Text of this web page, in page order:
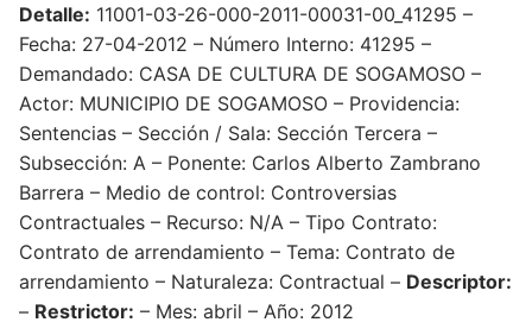
Detalle: 11001-03-26-000-2011-00031-00_41295 –
Fecha: 27-04-2012 – Número Interno: 41295 –
Demandado: CASA DE CULTURA DE SOGAMOSO –
Actor: MUNICIPIO DE SOGAMOSO – Providencia:
Sentencias – Sección / Sala: Sección Tercera –
Subsección: A – Ponente: Carlos Alberto Zambrano
Barrera – Medio de control: Controversias
Contractuales – Recurso: N/A – Tipo Contrato:
Contrato de arrendamiento – Tema: Contrato de
arrendamiento – Naturaleza: Contractual – Descriptor:
– Restrictor: – Mes: abril – Año: 2012